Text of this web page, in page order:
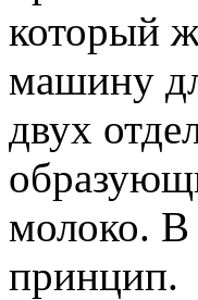
который
машину
двух
молоко. В
принцип.